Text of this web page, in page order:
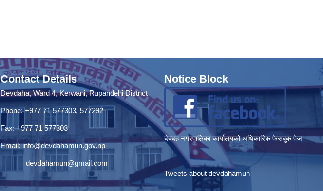
Contact Details
Devdaha, Ward 4, Kerwani, Rupandehi District
Phone: +977 71 577303, 577292
Fax: +977 71 577303
Email:info@devdahamun.gov.np
devdahamun@gmail.com
Notice Block
देवदह नगरपालिका कार्यालयको अधिकारिक फेसबुक पेज
Tweets about devdahamun